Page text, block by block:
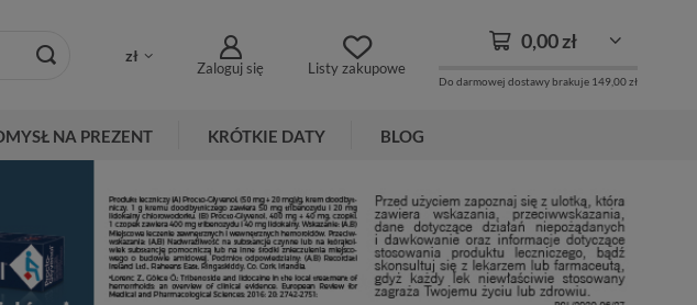
zł
Zaloguj się Listy zakupowe
0,00 zł
Do darmowej dostawy brakuje 149,00 zł
NA PREZENT KRÓTKIE DATY BLOG